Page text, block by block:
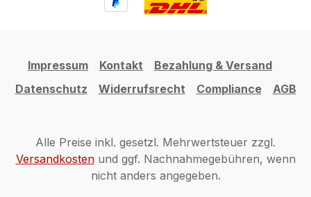
Impressum Kontakt
Bezahlung & Versand
Datenschutz
Widerrufsrecht Compliance AGB
Alle Preise inkl. gesetzl. Mehrwertsteuer zzgl.
Versandkostenund ggf. Nachnahmegebühren, wenn
nicht anders angegeben.